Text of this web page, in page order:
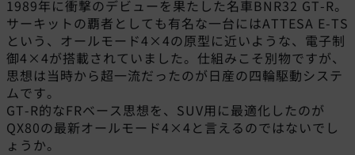
1989年に衝撃のデビューを果たした名車BNR32 GT-R。
サーキットの覇者としても有名な一台にはATTESA E-TS
という、オールモード4×4の原型に近いような、電子制
御4×4が搭載されていました。仕組みこそ別物ですが、
思想は当時から超一流だったのが日産の四輪駆動システ
ムです。
GT-R的なFRベース思想を、SUV用に最適化したのが
QX80の最新オールモード4×4と言えるのではないでし
ょうか。